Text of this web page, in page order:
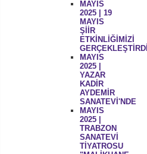
MAYIS
2025 | 19
MAYIS
ŞİİR
ETKİNLİĞİMİZİ
MAYIS
2025 |
YAZAR
KADİR
AYDEMİR
SANATEVİ'NDE
MAYIS
2025 |
TRABZON
SANATEVİ
TİYATROSU